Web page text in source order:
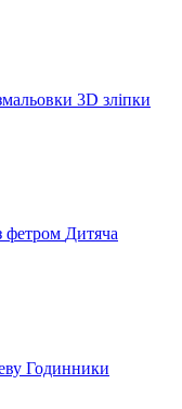
3D зліпки
фетром Дитяча
Годинники